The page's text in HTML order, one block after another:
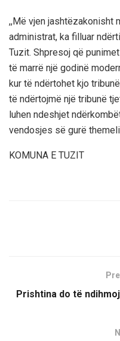
,,Më vjen jashtëzakonisht
administrat, ka filluar
Tuzit. Shpresoj që
të marrë një godinë
kur të ndërtohet kjo
të ndërtojmë një tribunë
luhen ndeshjet
vendosjes së gurë
KOMUNA E TUZIT
Prishtina do të